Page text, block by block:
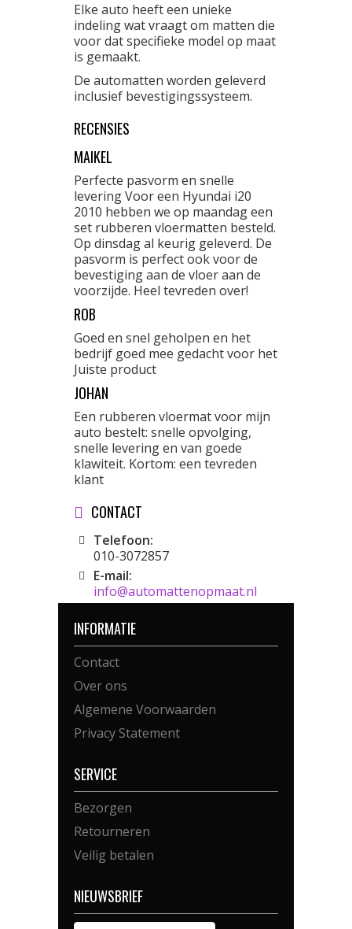
Elke auto heeft een unieke
indeling wat vraagt om matten die
voor dat specifieke model op maat
is gemaakt.
De automatten worden geleverd
inclusief bevestigingssysteem.
RECENSIES
MAIKEL
Perfecte pasvorm en snelle
levering Voor een Hyundai i20
2010 hebben we op maandag een
set rubberen vloermatten besteld.
Op dinsdag al keurig geleverd. De
pasvorm is perfect ook voor de
bevestiging aan de vloer aan de
voorzijde. Heel tevreden over!
ROB
Goed en snel geholpen en het
bedrijf goed mee gedacht voor het
Juiste product
JOHAN
Een rubberen vloermat voor mijn
auto bestelt: snelle opvolging,
snelle levering en van goede
klawiteit. Kortom: een tevreden
klant
CONTACT
Telefoon:
010-3072857
E-mail:
info@automattenopmaat.nl
INFORMATIE
Contact
Over ons
Algemene Voorwaarden
Privacy Statement
SERVICE
Bezorgen
Retourneren
Veilig betalen
NIEUWSBRIEF